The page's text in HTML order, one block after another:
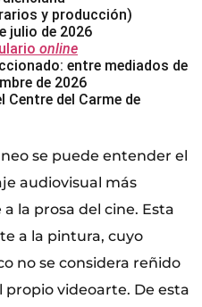
y producción)
julio de 2026
online
entre mediados de
de 2026
del Carme de
se puede entender el
audiovisual más
la prosa del cine. Esta
a la pintura, cuyo
no se considera reñido
videoarte. De esta